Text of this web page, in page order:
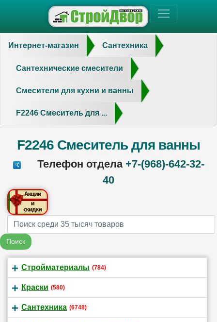
Интернет-магазин Сантехника
Сантехнические смесители
Смесители для кухни и ванны
F2246 Смеситель для ...
F2246 Смеситель для ванны
Телефон отдела +7-(968)-642-32-
40
Name
Поиск
Стройматериалы (784)
Краски (580)
Сантехника (6748)